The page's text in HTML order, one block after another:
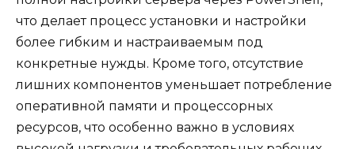
что делает процесс установки и настройки
более гибким и настраиваемым под
конкретные нужды. Кроме того, отсутствие
лишних компонентов уменьшает потребление
оперативной памяти и процессорных
ресурсов, что особенно важно в условиях